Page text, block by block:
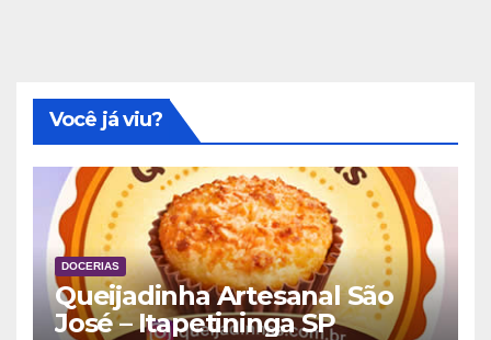
Você já viu?
DOCERIAS
Queijadinha Artesanal São
José – Itapetininga SP